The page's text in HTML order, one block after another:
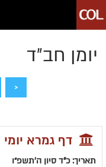
יומן חב״ד
<
דף גמרא
תאריך: כ"ד סיון ה׳תשפ״ו